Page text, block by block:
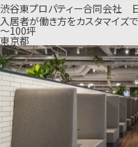
渋谷東プロパティー合同会社
入居者が働き方をカスタマイズで
〜100坪
東京都